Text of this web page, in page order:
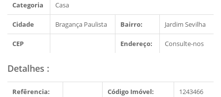
Categoria Casa
Cidade Bragança Paulista Bairro: Jardim Sevilha
CEP Endereço: Consulte-nos
Detalhes :
Refêrencia: Código Imóvel: 1243466